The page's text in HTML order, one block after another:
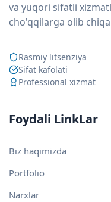
va yuqori sifatli
cho'qqilarga olib
Rasmiy litsenziya
Sifat kafolati
Professional xizmat
Foydali LinkLar
Biz haqimizda
Portfolio
Narxlar